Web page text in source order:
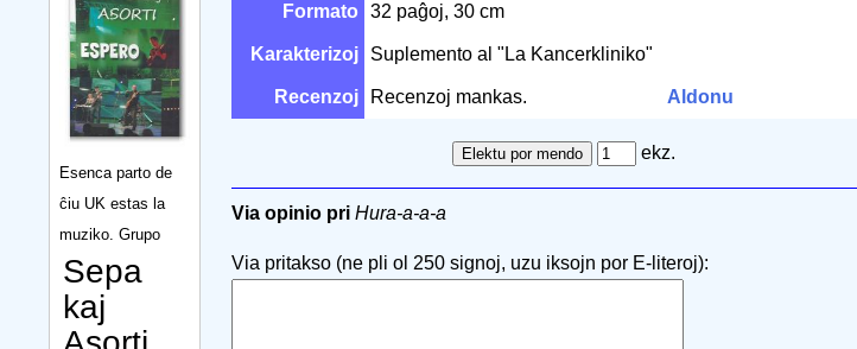
Esenca parto de
ĉiu UK estas la
muziko. Grupo
Sepa
kaj
Formato 32 paĝoj, 30 cm
Karakterizoj Suplemento al "La Kancerkliniko"
Recenzoj Recenzoj mankas. Aldonu
ekz.
Via opinio pri Hura-a-a-a
Via pritakso (ne pli ol 250 signoj, uzu iksojn por E-literoj):